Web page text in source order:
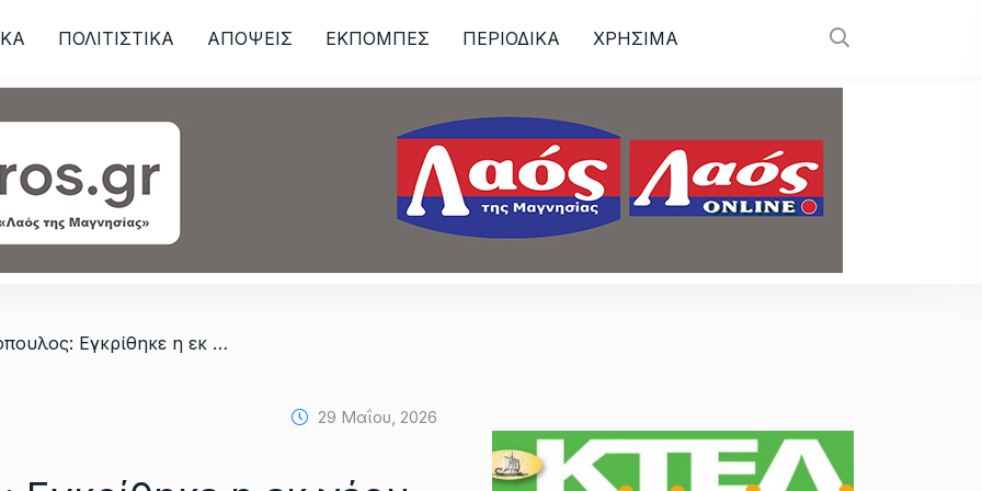
ΠΟΛΙΤΙΣΤΙΚΑ ΑΠΟΨΕΙΣ ΕΚΠΟΜΠΕΣ ΠΕΡΙΟΔΙΚΑ ΧΡΗΣΙΜΑ
/ Χρ. Τριαντόπουλος: Εγκρίθηκε η εκ νέου χρηματοδότηση του έργου επισκευής για το Λιμανάκι της Νέας Αγχιάλου
29 Μαΐου, 2026